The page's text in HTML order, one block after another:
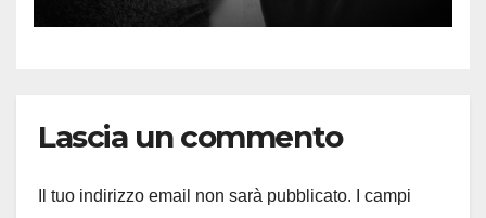
Lascia un commento
Il tuo indirizzo email non sarà pubblicato.
I campi